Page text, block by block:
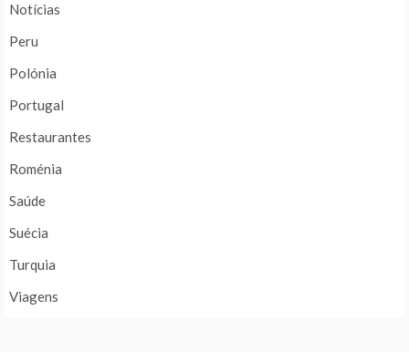
Notícias
Peru
Polónia
Portugal
Restaurantes
Roménia
Saúde
Suécia
Turquia
Viagens